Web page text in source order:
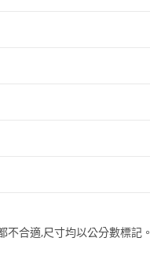
合適,尺寸均以公分數標記。